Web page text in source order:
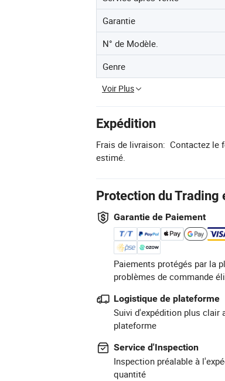
Garantie
N° de Modèle.
Genre
Voir Plus
Expédition
Frais de livraison: Contactez le
estimé.
Protection du Trading
Garantie de Paiement
Paiements protégés par la
problèmes de commande
Logistique de plateforme
Suivi d'expédition plus clair
plateforme
Service d'Inspection
Inspection préalable à
quantité